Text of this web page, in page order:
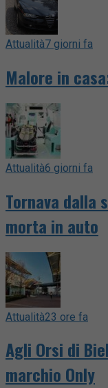
Attualità7 giorni fa
Malore in
Attualità6 giorni fa
Tornava dalla
morta in auto
Attualità23 ore fa
Agli Orsi di
marchio Only